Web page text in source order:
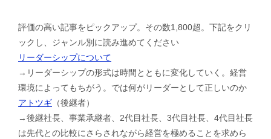
評価の高い記事をピックアップ。その数1,800超。下記をクリ
ックし、ジャンル別に読み進めてください
リーダーシップについて
→リーダーシップの形式は時間とともに変化していく。経営
環境によってもちがう。では何がリーダーとして正しいのか
アトツギ （後継者）
→後継社長、事業承継者、2代目社長、3代目社長、4代目社長
は先代との比較にさらされながら経営を極めることを求めら